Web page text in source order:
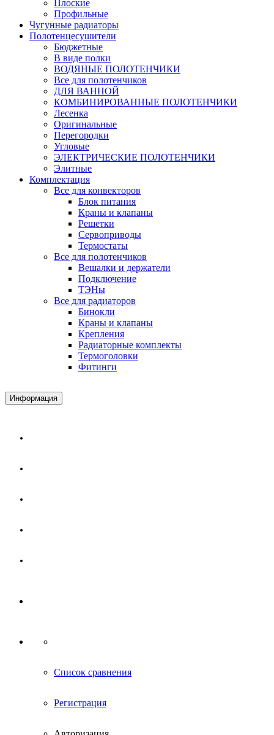
Плоские
Профильные
Чугунные радиаторы
Полотенцесушители
Бюджетные
В виде полки
ВОДЯНЫЕ ПОЛОТЕНЧИКИ
Все для полотенчиков
ДЛЯ ВАННОЙ
КОМБИНИРОВАННЫЕ ПОЛОТЕНЧИКИ
Лесенка
Оригинальные
Перегородки
Угловые
ЭЛЕКТРИЧЕСКИЕ ПОЛОТЕНЧИКИ
Элитные
Комплектация
Все для конвекторов
Блок питания
Краны и клапаны
Решетки
Сервоприводы
Термостаты
Все для полотенчиков
Вешалки и держатели
Подключение
ТЭНы
Все для радиаторов
Бинокли
Краны и клапаны
Крепления
Радиаторные комплекты
Термоголовки
Фитинги
Информация
Список сравнения
Регистрация